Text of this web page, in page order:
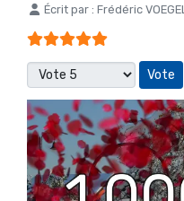
Détails
Écrit par : Frédéric VOEGEL
Vote utilisateur:
Veuillez voter